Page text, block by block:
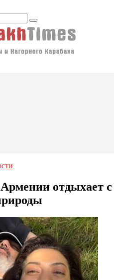
отдыхает с